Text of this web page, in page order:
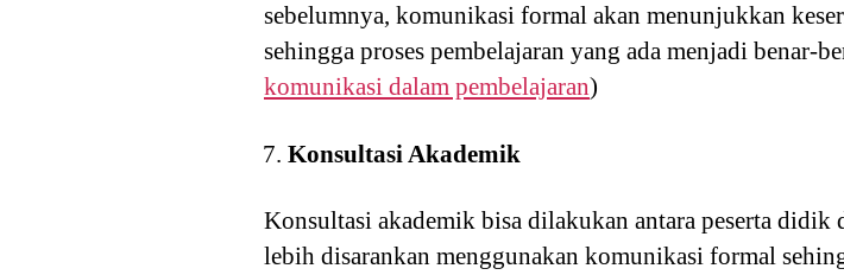
sebelumnya, komunikasi formal akan menunjukkan
sehingga proses pembelajaran yang ada menjadi benar-
komunikasi dalam pembelajaran)
Konsultasi Akademik
Konsultasi akademik bisa dilakukan antara peserta didik
lebih disarankan menggunakan komunikasi formal